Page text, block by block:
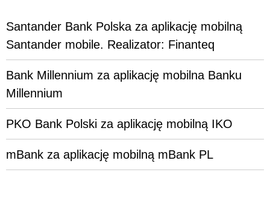
Santander Bank Polska za aplikację mobilną
Santander mobile. Realizator: Finanteq
Bank Millennium za aplikację mobilna Banku
Millennium
PKO Bank Polski za aplikację mobilną IKO
mBank za aplikację mobilną mBank PL